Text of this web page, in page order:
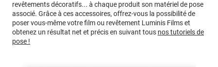
revêtements décoratifs... à chaque produit son matériel de pose
associé. Grâce à ces accessoires, offrez-vous la possibilité de
poser vous-même votre film ou revêtement Luminis Films et
obtenez un résultat net et précis en suivant tous nos tutoriels de
pose !